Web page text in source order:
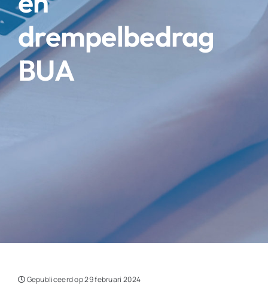
drempelbedrag
BUA
Gepubliceerd op 29 februari 2024